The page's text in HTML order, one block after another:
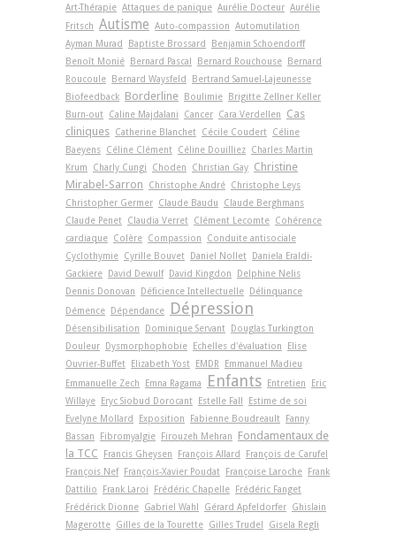
Art-Thérapie Attaques de panique Aurélie Docteur Aurélie
Fritsch Autisme Auto-compassion Automutilation
Ayman Murad
Baptiste Brossard
Benjamin Schoendorff
Benoît Monié Bernard Pascal Bernard Rouchouse Bernard
Roucoule Bernard Waysfeld
Bertrand Samuel-Lajeunesse
Biofeedback Borderline Boulimie Brigitte Zellner Keller
Burn-out Caline Majdalani Cancer Cara Verdellen
Cas
cliniques Catherine Blanchet Cécile Coudert Céline
Baeyens Céline Clément Céline Douilliez Charles Martin
Krum
Charly Cungi Choden Christian Gay Christine
Mirabel-Sarron
Christophe André Christophe Leys
Christopher Germer Claude Baudu
Claude Berghmans
Claude Penet Claudia Verret Clément Lecomte Cohérence
cardiaque Colère Compassion
Conduite antisociale
Cyclothymie Cyrille Bouvet Daniel Nollet Daniela Eraldi-
Gackiere David Dewulf David Kingdon
Delphine Nelis
Dennis Donovan
Déficience Intellectuelle Délinquance
Démence Dépendance Dépression
Désensibilisation Dominique Servant Douglas Turkington
Douleur Dysmorphophobie Echelles d'évaluation
Elise
Ouvrier-Buffet Elizabeth Yost EMDR
Emmanuel Madieu
Emmanuelle Zech
Emna Ragama Enfants Entretien
Eric
Willaye Eryc Siobud Dorocant Estelle Fall
Estime de soi
Evelyne Mollard
Exposition Fabienne Boudreault Fanny
Bassan
Fibromyalgie Firouzeh Mehran
Fondamentaux de
la TCC
Francis Gheysen François Allard
François de Carufel
François Nef François-Xavier Poudat Françoise Laroche Frank
Dattilio
Frank Laroi Frédéric Chapelle Frédéric Fanget
Frédérick Dionne Gabriel Wahl Gérard Apfeldorfer Ghislain
Magerotte Gilles de la Tourette Gilles Trudel
Gisela Regli